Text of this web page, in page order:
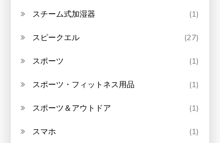
スチーム式加湿器 (1)
スピークエル (27)
スポーツ (1)
スポーツ・フィットネス用品 (1)
スポーツ＆アウトドア (1)
スマホ (1)